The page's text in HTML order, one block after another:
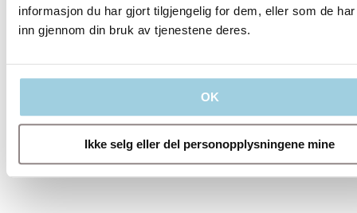
informasjon du har gjort tilgjengelig for dem, eller som de
inn gjennom din bruk av tjenestene deres.
OK
Ikke selg eller del personopplysningene mine